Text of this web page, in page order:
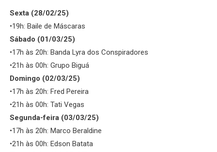
Sexta (28/02/25)
•19h: Baile de Máscaras
Sábado (01/03/25)
•17h às 20h: Banda Lyra dos Conspiradores
•21h às 00h: Grupo Biguá
Domingo (02/03/25)
•17h às 20h: Fred Pereira
•21h às 00h: Tati Vegas
Segunda-feira (03/03/25)
•17h às 20h: Marco Beraldine
•21h às 00h: Edson Batata